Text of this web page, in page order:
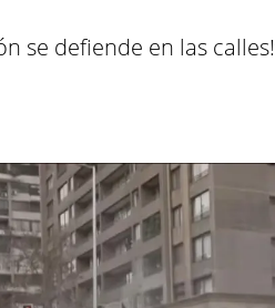
se defiende en las